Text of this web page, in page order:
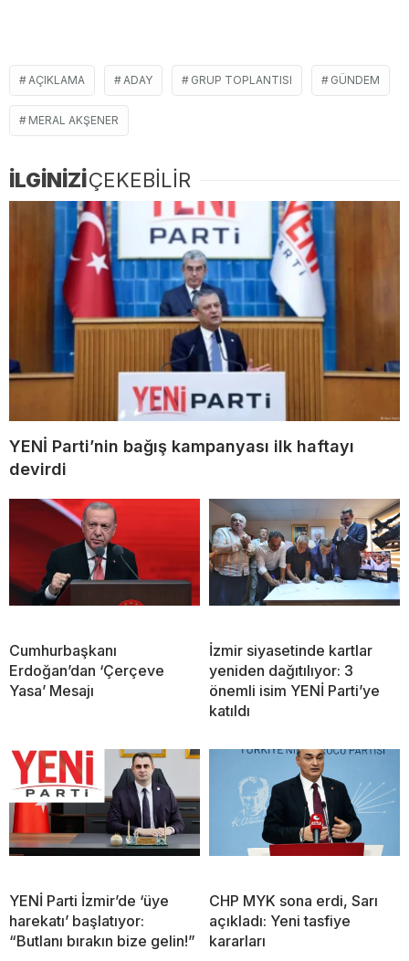
AÇIKLAMA ADAY GRUP TOPLANTISI GÜNDEM
MERAL AKŞENER
İLGİNİZİÇEKEBİLİR
YENİ Parti’nin bağış kampanyası ilk haftayı
devirdi
Cumhurbaşkanı
Erdoğan’dan ‘Çerçeve
Yasa’ Mesajı
İzmir siyasetinde kartlar
yeniden dağıtılıyor: 3
önemli isim YENİ Parti’ye
katıldı
YENİ Parti İzmir’de ‘üye
harekatı’ başlatıyor:
“Butlanı bırakın bize gelin!”
CHP MYK sona erdi, Sarı
açıkladı: Yeni tasfiye
kararları